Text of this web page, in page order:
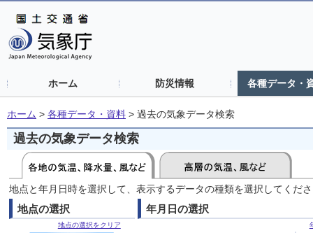
ホーム 防災情報 各種データ・
ホーム > 各種データ・資料 > 過去の気象データ検索
過去の気象データ検索
地点と年月日時を選択して、表示するデータの種類を選択してくだ
地点の選択
地点の選択をクリア
年月日の選択